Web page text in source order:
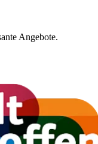
Angebote.